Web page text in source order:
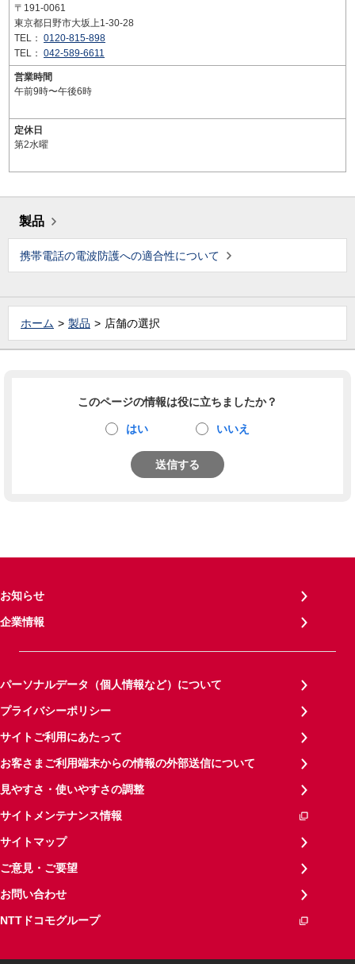
〒191-0061
東京都日野市大坂上1-30-28
TEL： 0120-815-898
TEL： 042-589-6611
営業時間
午前9時〜午後6時
定休日
第2水曜
製品
携帯電話の電波防護への適合性について
ホーム 製品 店舗の選択
このページの情報は役に立ちましたか？
はい いいえ
送信する
お知らせ
企業情報
パーソナルデータ（個人情報など）について
プライバシーポリシー
サイトご利用にあたって
お客さまご利用端末からの情報の外部送信について
見やすさ・使いやすさの調整
サイトメンテナンス情報
サイトマップ
ご意見・ご要望
お問い合わせ
NTTドコモグループ